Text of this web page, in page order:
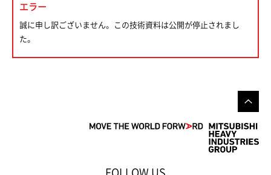
エラー
誠に申し訳ございません。この技術資料は公開が停止されまし
た。
FOLLOW US